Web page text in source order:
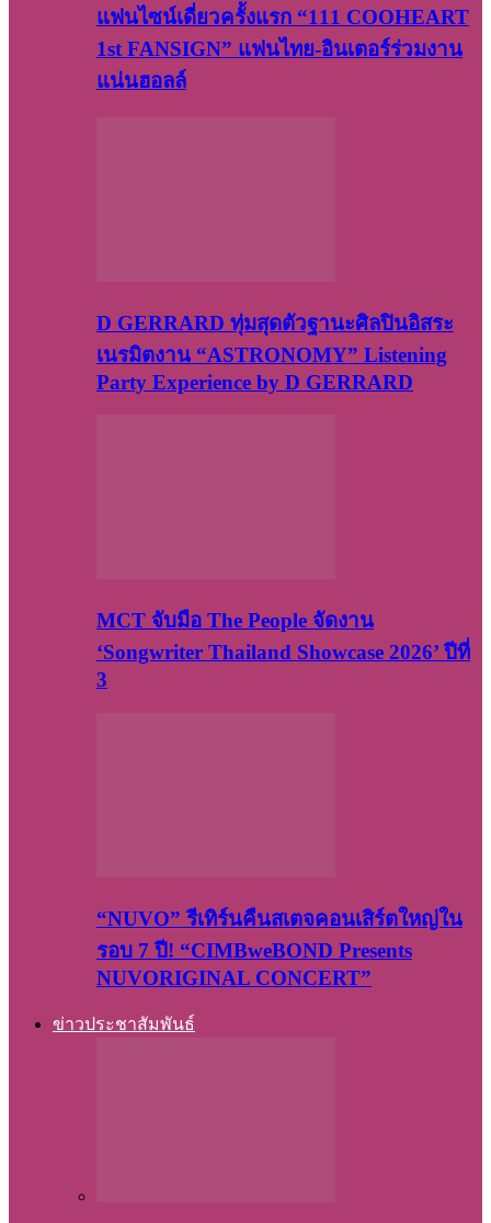
แฟนไซน์เดี่ยวครั้งแรก “111 COOHEART
1st FANSIGN” แฟนไทย-อินเตอร์ร่วมงาน
แน่นฮอลล์
D GERRARD ทุ่มสุดตัวฐานะศิลปินอิสระ
เนรมิตงาน “ASTRONOMY” Listening
Party Experience by D GERRARD
MCT จับมือ The People จัดงาน
‘Songwriter Thailand Showcase 2026’ ปีที่
3
“NUVO” รีเทิร์นคืนสเตจคอนเสิร์ตใหญ่ใน
รอบ 7 ปี! “CIMBweBOND Presents
NUVORIGINAL CONCERT”
ข่าวประชาสัมพันธ์